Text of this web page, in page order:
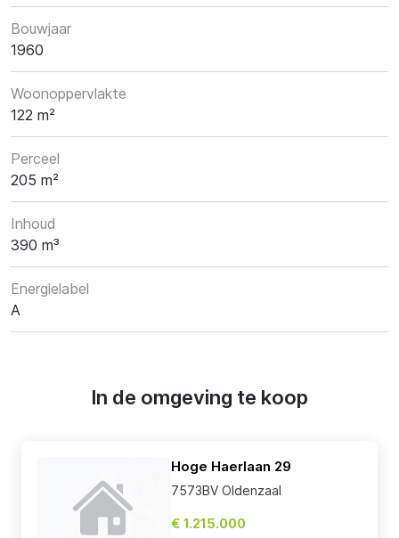
Bouwjaar
1960
Woonoppervlakte
122 m²
Perceel
205 m²
Inhoud
390 m³
Energielabel
A
In de omgeving te koop
Hoge Haerlaan 29
7573BV Oldenzaal
€ 1.215.000